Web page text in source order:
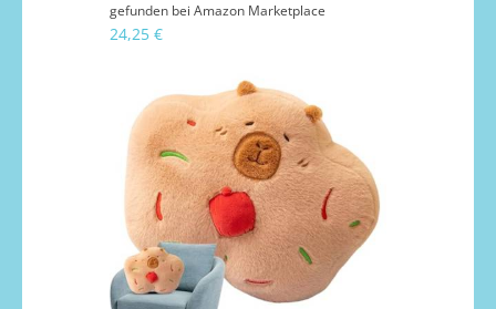
gefunden bei Amazon Marketplace
24,25 €